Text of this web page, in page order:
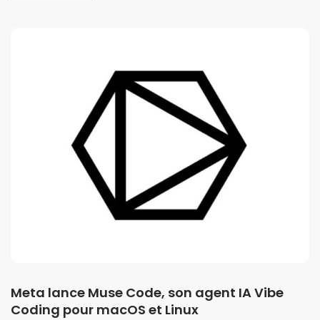
Meta lance Muse Code, son agent IA Vibe
Coding pour macOS et Linux